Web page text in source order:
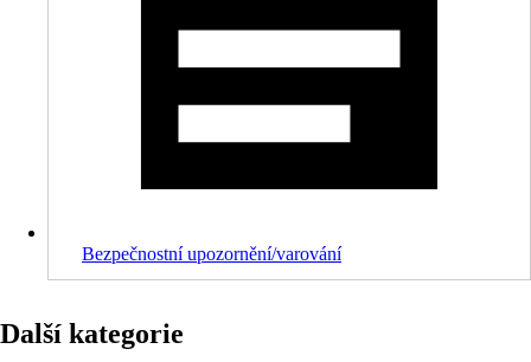
Bezpečnostní upozornění/varování
Další kategorie